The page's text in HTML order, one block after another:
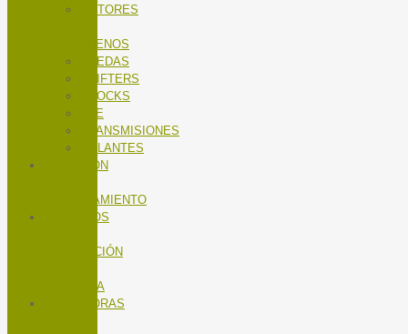
ROTORES
FRENOS
RUEDAS
SHIFTERS
SHOCKS
TEE
TRANSMISIONES
VOLANTES
NUTRICIÓN
ENTRENAMIENTO
SERVICIOS
MANTENCIÓN
BICICLETA
TROTADORAS